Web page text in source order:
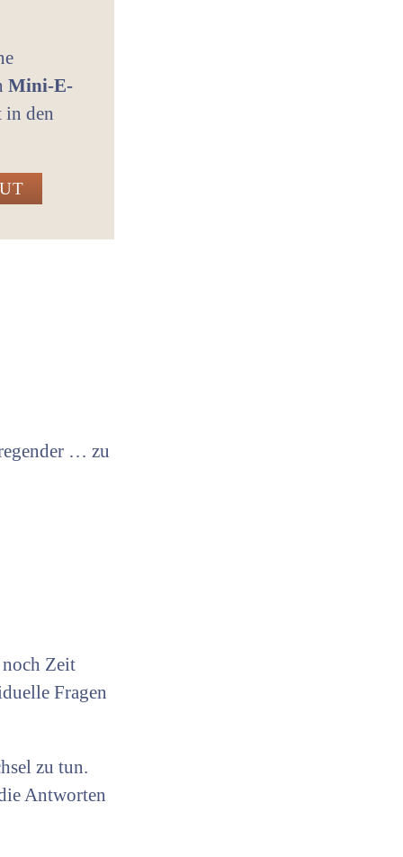
Mini-E-
den
… zu
Zeit
Fragen
zu tun.
Antworten